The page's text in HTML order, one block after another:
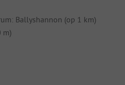
Ballyshannon (op 1 km)
m)